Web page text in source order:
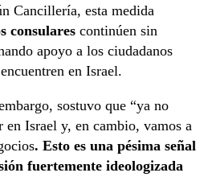
Cancillería, esta medida
consulares continúen sin
apoyo a los ciudadanos
en Israel.
sostuvo que “ya no
en Israel y, en cambio, vamos a
. Esto es una pésima señal
fuertemente ideologizada